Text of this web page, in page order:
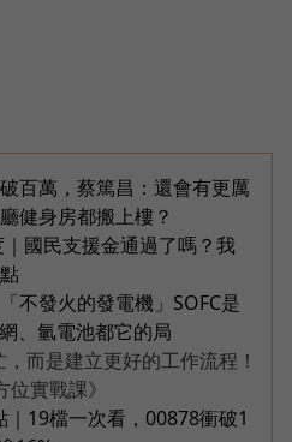
百萬，蔡篤昌：還會有更厲
健身房都搬上樓？
國民支援金通過了嗎？我
不發火的發電機」SOFC是
、氫電池都它的局
而是建立更好的工作流程！
實戰課》
｜19檔一次看，00878衝破1